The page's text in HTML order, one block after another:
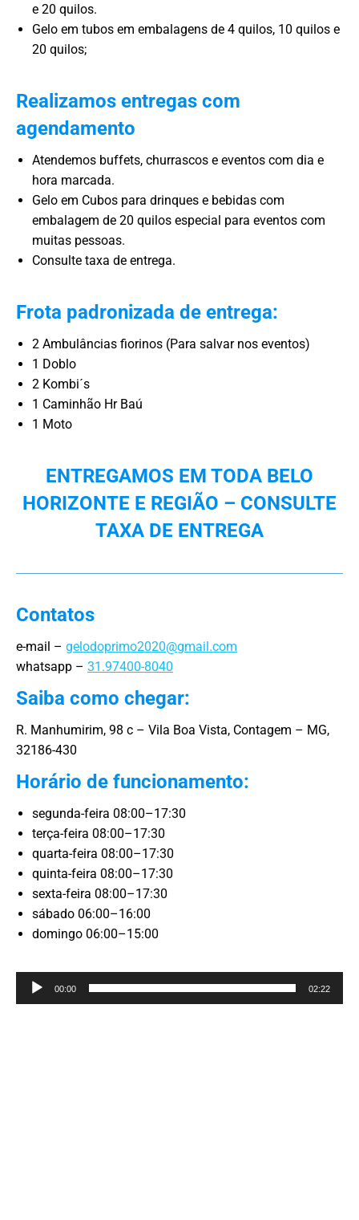
e 20 quilos.
Gelo em tubos em embalagens de 4 quilos, 10 quilos e
20 quilos;
Realizamos entregas com
agendamento
Atendemos buffets, churrascos e eventos com dia e
hora marcada.
Gelo em Cubos para drinques e bebidas com
embalagem de 20 quilos especial para eventos com
muitas pessoas.
Consulte taxa de entrega.
Frota padronizada de entrega:
2 Ambulâncias fiorinos (Para salvar nos eventos)
1 Doblo
2 Kombi´s
1 Caminhão Hr Baú
1 Moto
ENTREGAMOS EM TODA BELO
HORIZONTE E REGIÃO – CONSULTE
TAXA DE ENTREGA
Contatos
e-mail – gelodoprimo2020@gmail.com
whatsapp – 31.97400-8040
Saiba como chegar:
R. Manhumirim, 98 c – Vila Boa Vista, Contagem – MG,
32186-430
Horário de funcionamento:
segunda-feira 08:00–17:30
terça-feira 08:00–17:30
quarta-feira 08:00–17:30
quinta-feira 08:00–17:30
sexta-feira 08:00–17:30
sábado 06:00–16:00
domingo 06:00–15:00
Reprodutor
de
00:00 02:22